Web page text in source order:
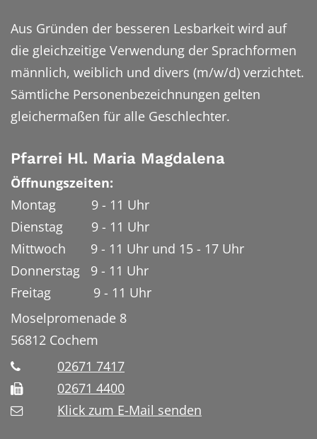
Aus Gründen der besseren Lesbarkeit wird auf
die gleichzeitige Verwendung der Sprachformen
männlich, weiblich und divers (m/w/d) verzichtet.
Sämtliche Personenbezeichnungen gelten
gleichermaßen für alle Geschlechter.
Pfarrei Hl. Maria Magdalena
Öffnungszeiten:
Montag 9 - 11 Uhr
Dienstag 9 - 11 Uhr
Mittwoch 9 - 11 Uhr und 15 - 17 Uhr
Donnerstag 9 - 11 Uhr
Freitag 9 - 11 Uhr
Moselpromenade 8
56812 Cochem
02671 7417
02671 4400
Klick zum E-Mail senden